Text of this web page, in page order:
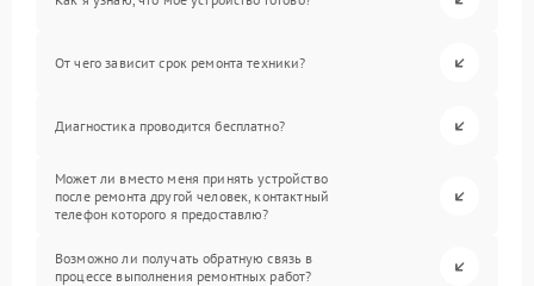
От чего зависит срок ремонта техники?
Диагностика проводится бесплатно?
Может ли вместо меня принять устройство
после ремонта другой человек, контактный
телефон которого я предоставлю?
Возможно ли получать обратную связь в
процессе выполнения ремонтных работ?